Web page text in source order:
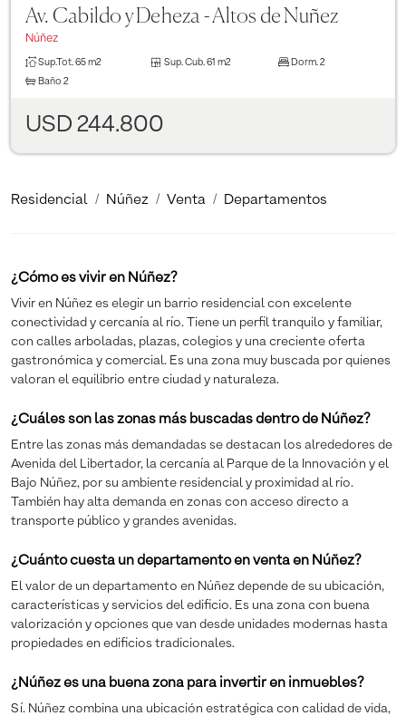
Av. Cabildo y Deheza - Altos de Nuñez
Núñez
Sup.Tot.65 m2 Sup. Cub. 61 m2 Dorm. 2
Baño 2
USD 244.800
Residencial Núñez Venta Departamentos
¿Cómo es vivir en Núñez?
Vivir en Núñez es elegir un barrio residencial con excelente
conectividad y cercanía al río. Tiene un perfil tranquilo y familiar,
con calles arboladas, plazas, colegios y una creciente oferta
gastronómica y comercial. Es una zona muy buscada por quienes
valoran el equilibrio entre ciudad y naturaleza.
¿Cuáles son las zonas más buscadas dentro de Núñez?
Entre las zonas más demandadas se destacan los alrededores de
Avenida del Libertador, la cercanía al Parque de la Innovación y el
Bajo Núñez, por su ambiente residencial y proximidad al río.
También hay alta demanda en zonas con acceso directo a
transporte público y grandes avenidas.
¿Cuánto cuesta un departamento en venta en Núñez?
El valor de un departamento en Núñez depende de su ubicación,
características y servicios del edificio. Es una zona con buena
valorización y opciones que van desde unidades modernas hasta
propiedades en edificios tradicionales.
¿Núñez es una buena zona para invertir en inmuebles?
Sí. Núñez combina una ubicación estratégica con calidad de vida,